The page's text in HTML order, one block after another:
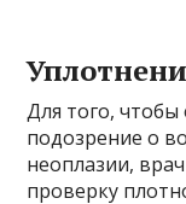
Для того, чтобы
подозрение о
неоплазии,
проверку